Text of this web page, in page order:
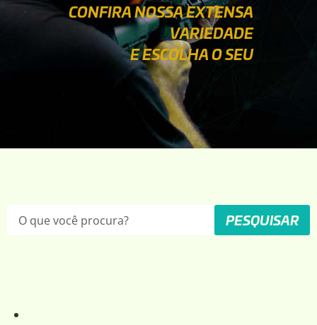
CONFIRA NOSSA EXTENSA
VARIEDADE
E ESCOLHA O SEU
PESQUISAR